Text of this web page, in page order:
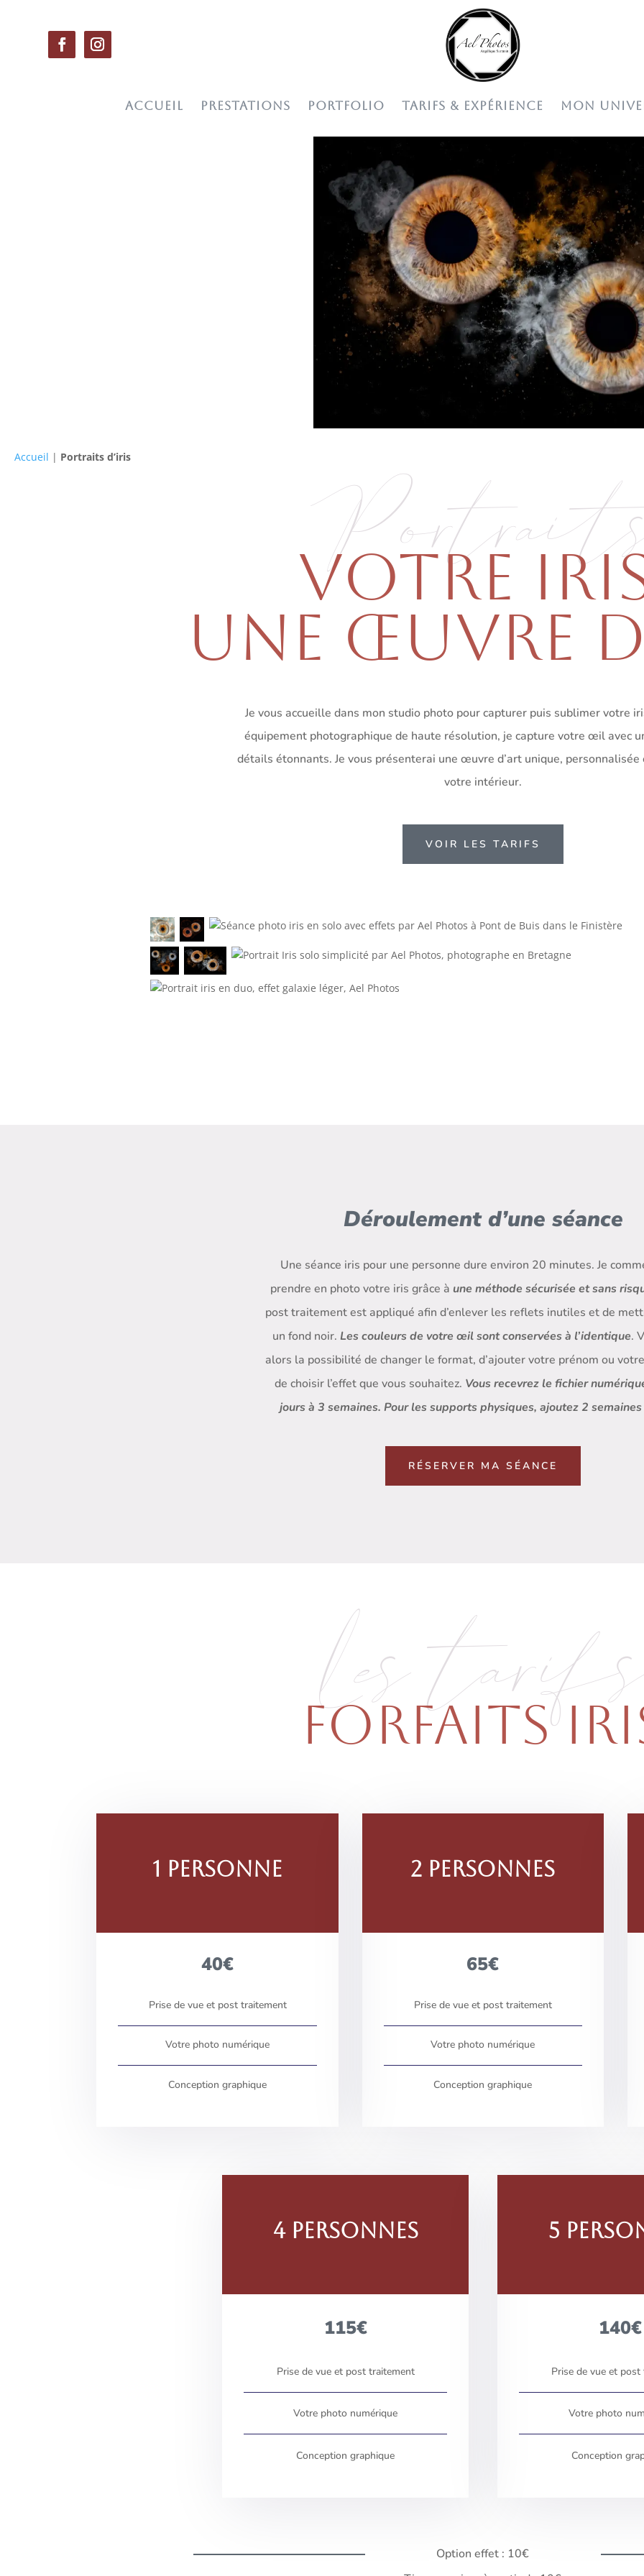
ACCUEIL PRESTATIONS PORTFOLIO TARIFS & EXPÉRIENCE MON
Accueil | Portraits d’iris
VOTRE
UNE ŒUVRE
Je vous accueille dans mon studio photo pour capturer puis sublimer votre
équipement photographique de haute résolution, je capture votre œil avec
détails étonnants. Je vous présenterai une œuvre d’art unique,
votre intérieur.
VOIR LES TARIFS
Déroulement d’une séance
Une séance iris pour une personne dure environ 20 minutes. Je
prendre en photo votre iris grâce à une méthode sécurisée et sans
post traitement est appliqué afin d’enlever les reflets inutiles et de
un fond noir. Les couleurs de votre œil sont conservées à l’identique.
alors la possibilité de changer le format, d’ajouter votre prénom ou
de choisir l’effet que vous souhaitez. Vous recevrez le fichier
jours à 3 semaines. Pour les supports physiques, ajoutez 2
RÉSERVER MA SÉANCE
Les
FORFAITS
1 personne
40€
Prise de vue et post traitement
Votre photo numérique
Conception graphique
2 personnes
65€
Prise de vue et post traitement
Votre photo numérique
Conception graphique
4 PERSONNES
115€
Prise de vue et post traitement
Votre photo numérique
Conception graphique
5
140€
Prise de vue et
Votre photo
Conception
Option effet : 10€